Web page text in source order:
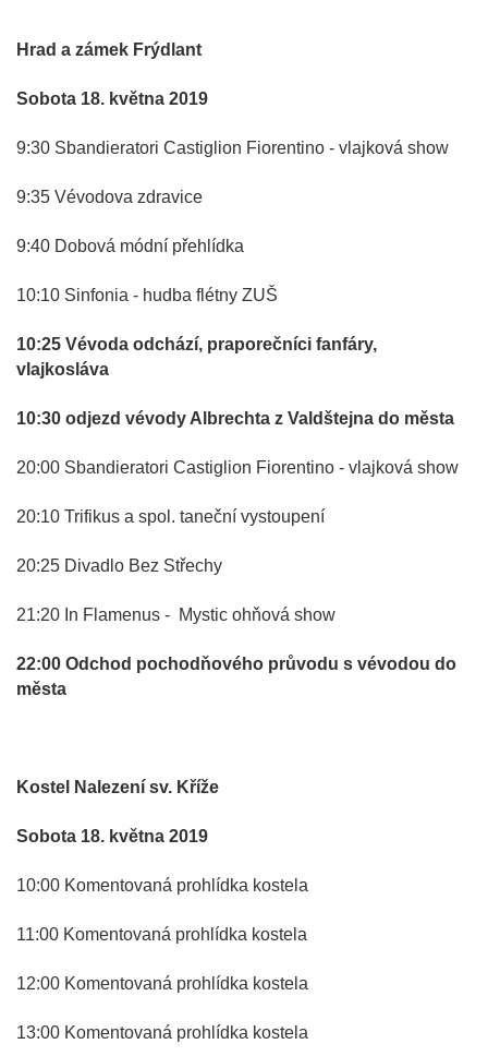
Hrad a zámek Frýdlant
Sobota 18. května 2019
9:30 Sbandieratori Castiglion Fiorentino - vlajková show
9:35 Vévodova zdravice
9:40 Dobová módní přehlídka
10:10 Sinfonia - hudba flétny ZUŠ
10:25 Vévoda odchází, praporečníci fanfáry,
vlajkosláva
10:30 odjezd vévody Albrechta z Valdštejna do města
20:00 Sbandieratori Castiglion Fiorentino - vlajková show
20:10 Trifikus a spol. taneční vystoupení
20:25 Divadlo Bez Střechy
21:20 In Flamenus - Mystic ohňová show
22:00 Odchod pochodňového průvodu s vévodou do
města
Kostel Nalezení sv. Kříže
Sobota 18. května 2019
10:00 Komentovaná prohlídka kostela
11:00 Komentovaná prohlídka kostela
12:00 Komentovaná prohlídka kostela
13:00 Komentovaná prohlídka kostela